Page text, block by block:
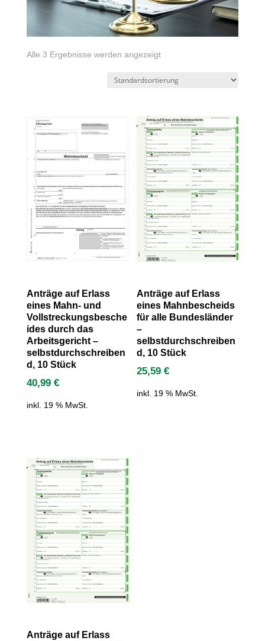
Alle 3 Ergebnisse werden angezeigt
Anträge auf Erlass
eines Mahn- und
Vollstreckungsbesche
ides durch das
Arbeitsgericht –
selbstdurchschreiben
d, 10 Stück
40,99 €
inkl. 19 % MwSt.
Anträge auf Erlass
eines Mahnbescheids
für alle Bundesländer
–
selbstdurchschreiben
d, 10 Stück
25,59€
inkl. 19 % MwSt.
Anträge auf Erlass